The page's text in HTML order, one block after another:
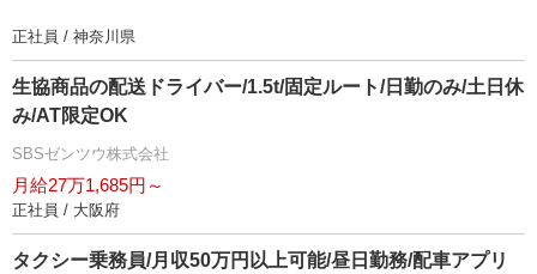
正社員 / 神奈川県
生協商品の配送ドライバー/1.5t/固定ルート/日勤のみ/土日休
み/AT限定OK
SBSゼンツウ株式会社
月給27万1,685円～
正社員 / 大阪府
タクシー乗務員/月収50万円以上可能/昼日勤務/配車アプリ